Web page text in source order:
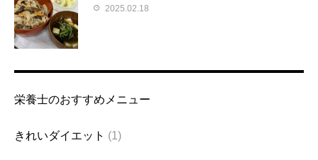
2025.02.18
栄養士のおすすめメニュー
きれいダイエット (1)